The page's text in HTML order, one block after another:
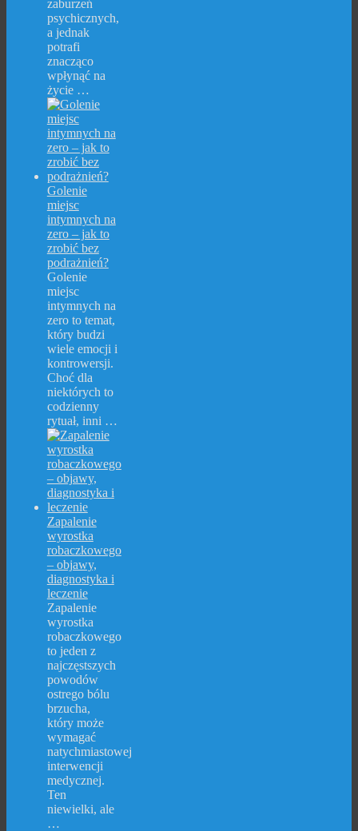
zaburzeń
psychicznych,
a jednak
potrafi
znacząco
wpłynąć na
życie …
Golenie
miejsc
intymnych na
zero – jak to
zrobić bez
podrażnień?
Golenie
miejsc
intymnych na
zero to temat,
który budzi
wiele emocji i
kontrowersji.
Choć dla
niektórych to
codzienny
rytuał, inni …
Zapalenie
wyrostka
robaczkowego
– objawy,
diagnostyka i
leczenie
Zapalenie
wyrostka
robaczkowego
to jeden z
najczęstszych
powodów
ostrego bólu
brzucha,
który może
wymagać
natychmiastowej
interwencji
medycznej.
Ten
niewielki, ale
…